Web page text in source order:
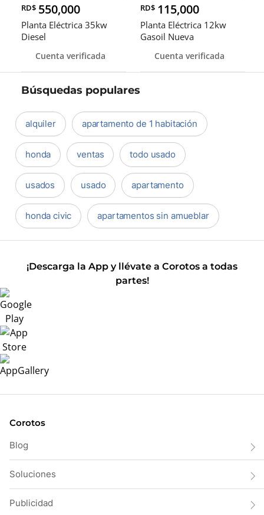
RD$ 550,000
Planta Eléctrica 35kw
Diesel
Cuenta verificada
RD$ 115,000
Planta Eléctrica 12kw
Gasoil Nueva
Cuenta verificada
Búsquedas populares
alquiler apartamento de 1 habitación
honda ventas todo usado
usados usado apartamento
honda civic apartamentos sin amueblar
¡Descarga la App y llévate a Corotos a todas
partes!
Corotos
Blog
Soluciones
Publicidad